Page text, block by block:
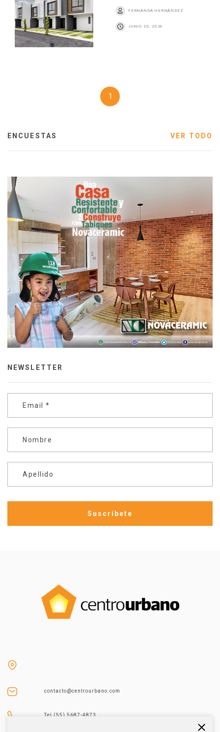
FERNANDA HERNÁNDEZ
JUNIO 25, 2026
1
ENCUESTAS VER TODO
NEWSLETTER
Email *
Nombre
Apellido
contacto@centrourbano.com
Tel (55) 5687-4873